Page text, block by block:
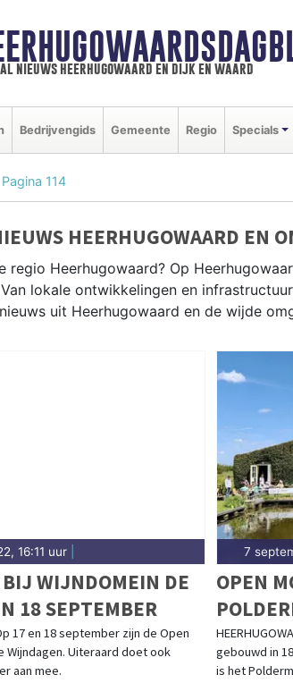
nieuws heerhugowaard en dijk en waard
Bedrijvengids Gemeente Regio Specials
Pagina 114
HEERHUGOWAARD EN
regio Heerhugowaard? Op
lokale ontwikkelingen en
uit Heerhugowaard en de wijde
de regio als geen ander en brengt
16:11 uur
WIJNDOMEIN DE
18 SEPTEMBER
17 en 18 september zijn de Open
Wijndagen. Uiteraard doet ook
aan mee.
7
OPEN
GEMAAL
gebouwd in
is het